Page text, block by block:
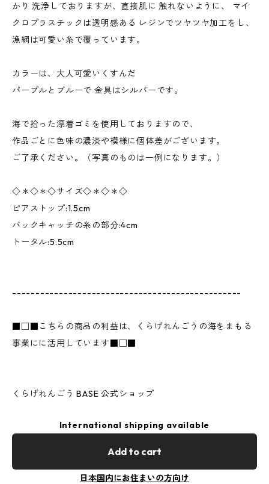
かり 洗浄しておりますが、直接肌に 触れないように、 マイ
クロプラスチックは透明感ある レジンでツヤツヤ加工をし、
漁網は可愛い糸で覆っています。
カラーは、大人可愛いくすんだ
パープルとブルーで 金具はシルバーです。
海で拾った漂着ゴミを使用しておりますので、
作品ごとに色味の濃淡や模様に個体差がございます。
ご了承ください。（写真のものは一例になります。）
◇＊◇＊◇サイズ◇＊◇＊◇
ピアストップ:1.5cm
バックキャッチの糸の部分:4cm
トータル:5.5cm
-------------------------------------------------
■□■こちらの商品の利益は、くらげれんごうの海をまもる
事業にに活用しています■□■
くらげれんごう BASE 公式ショップ
International shipping available
Add to cart
日本国内にお住まいの方向け